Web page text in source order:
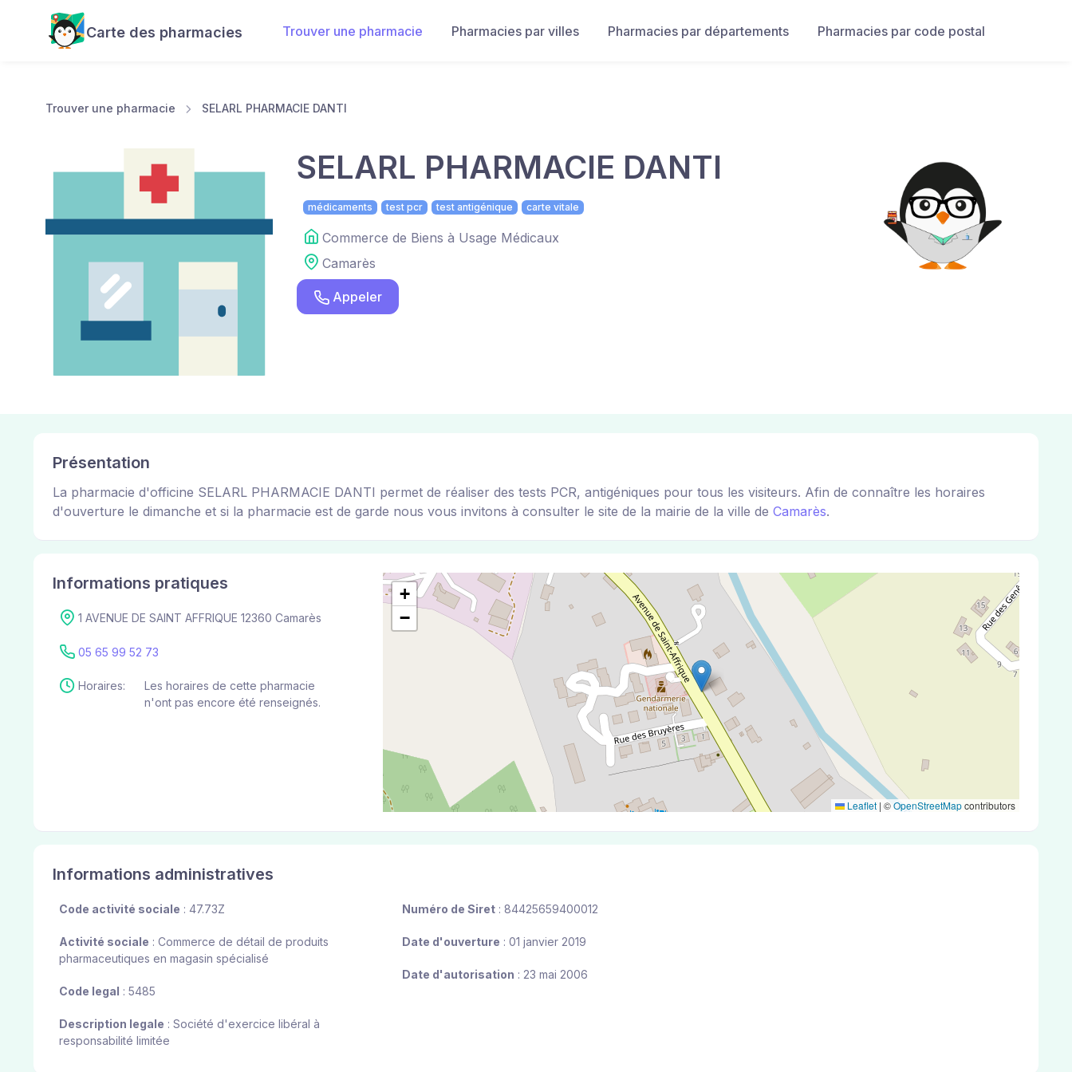
Carte des pharmacies Trouver une pharmacie Pharmacies par villes Pharmacies par départements Pharmacies par code postal
Trouver une pharmacie SELARL PHARMACIE DANTI
SELARL PHARMACIE DANTI
médicaments test pcr test antigénique carte vitale
Commerce de Biens à Usage Médicaux
Camarès
Appeler
Présentation
La pharmacie d'officine SELARL PHARMACIE DANTI permet de réaliser des tests PCR, antigéniques pour tous les visiteurs. Afin de connaître les horaires
d'ouverture le dimanche et si la pharmacie est de garde nous vous invitons à consulter le site de la mairie de la ville de Camarès.
Informations pratiques
1 AVENUE DE SAINT AFFRIQUE 12360 Camarès
05 65 99 52 73
Horaires:
Les horaires de cette pharmacie
n'ont pas encore été renseignés.
+
−
Leaflet | ©OpenStreetMapcontributors
Informations administratives
Code activité sociale : 47.73Z
Activité sociale : Commerce de détail de produits
pharmaceutiques en magasin spécialisé
Code legal : 5485
Description legale : Société d'exercice libéral à
responsabilité limitée
Numéro de Siret : 84425659400012
Date d'ouverture : 01 janvier 2019
Date d'autorisation : 23 mai 2006